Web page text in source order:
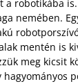
a robotikába
nemében.
mentén is
meg kicsit
hagyományos